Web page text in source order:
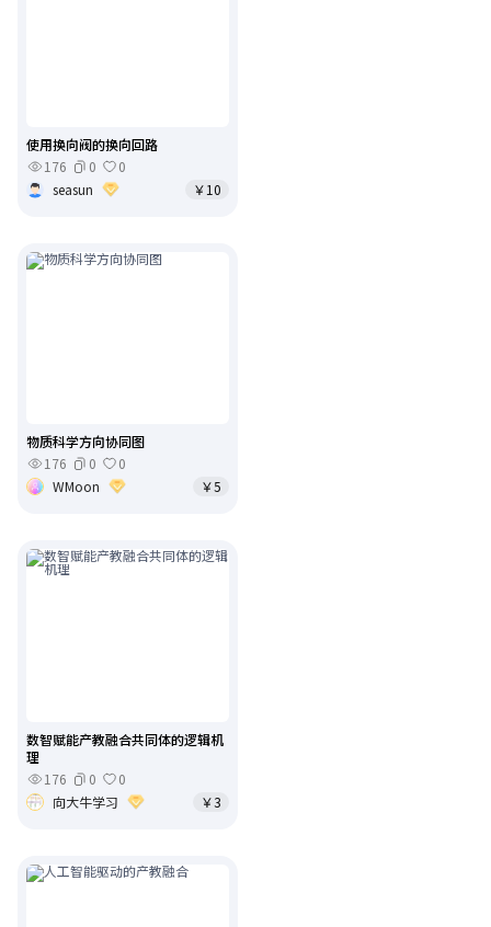
使用换向阀的换向回路
176
0
0
seasun
￥10
物质科学方向协同图
176
0
0
WMoon
￥5
数智赋能产教融合共同体的逻辑机
理
176
0
0
向大牛学习
￥3